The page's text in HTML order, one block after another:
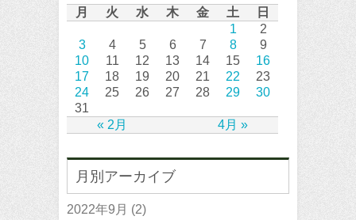
月 火 水 木 金 土 日
« 2月 4月 »
1
2
3
4 5 6 7 8
9
10
11 12 13 14 15
16
17
18 19 20 21 22
23
24
25 26 27 28 29
30
31
月別アーカイブ
2022年9月 (2)